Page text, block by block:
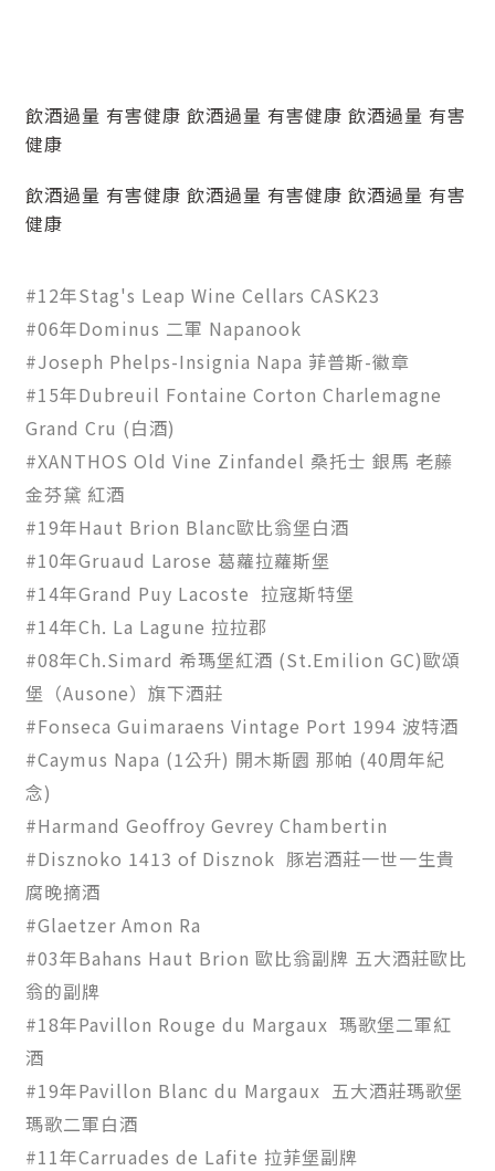
飲酒過量 有害健康 飲酒過量 有害健康 飲酒過量 有害
健康
飲酒過量 有害健康 飲酒過量 有害健康 飲酒過量 有害
健康
#12年Stag's Leap Wine Cellars CASK23
#06年Dominus 二軍 Napanook
#Joseph Phelps-Insignia Napa 菲普斯-徽章
#15年Dubreuil Fontaine Corton Charlemagne
Grand Cru (白酒)
#XANTHOS Old Vine Zinfandel 桑托士 銀馬 老藤
金芬黛 紅酒
#19年Haut Brion Blanc歐比翁堡白酒
#10年Gruaud Larose 葛蘿拉蘿斯堡
#14年Grand Puy Lacoste 拉寇斯特堡
#14年Ch. La Lagune 拉拉郡
#08年Ch.Simard 希瑪堡紅酒 (St.Emilion GC)歐頌
堡（Ausone）旗下酒莊
#Fonseca Guimaraens Vintage Port 1994 波特酒
#Caymus Napa (1公升) 開木斯園 那帕 (40周年紀
念)
#Harmand Geoffroy Gevrey Chambertin
#Disznoko 1413 of Disznok 豚岩酒莊一世一生貴
腐晚摘酒
#Glaetzer Amon Ra
#03年Bahans Haut Brion 歐比翁副牌 五大酒莊歐比
翁的副牌
#18年Pavillon Rouge du Margaux 瑪歌堡二軍紅
酒
#19年Pavillon Blanc du Margaux 五大酒莊瑪歌堡
瑪歌二軍白酒
#11年Carruades de Lafite 拉菲堡副牌